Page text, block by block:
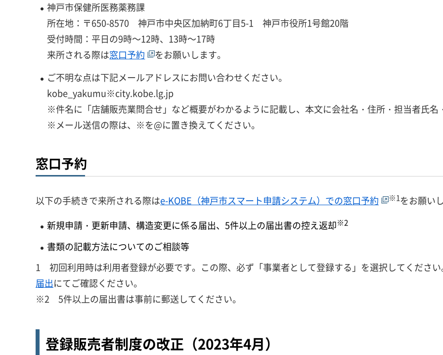
神戸市保健所医務薬務課
所在地：〒650-8570 神戸市中央区加納町6丁目5-1 神戸市役所1号館20階
受付時間：平日の9時～12時、13時～17時
来所される際は窓口予約
をお願いします。
ご不明な点は下記メールアドレスにお問い合わせください。
kobe_yakumu※city.kobe.lg.jp
※件名に「店舗販売業問合せ」など概要がわかるように記載し、本文に会社名・住所・担当者氏名
※メール送信の際は、※を@に置き換えてください。
窓口予約
以下の手続きで来所される際はe-KOBE（神戸市スマート申請システム）での窓口予約 ※1をお願い
新規申請・更新申請、構造変更に係る届出、5件以上の届出書の控え返却※2
書類の記載方法についてのご相談等
1 初回利用時は利用者登録が必要です。この際、必ず「事業者として登録する」を選択してくださ
届出にてご確認ください。
※2 5件以上の届出書は事前に郵送してください。
登録販売者制度の改正（2023年4月）